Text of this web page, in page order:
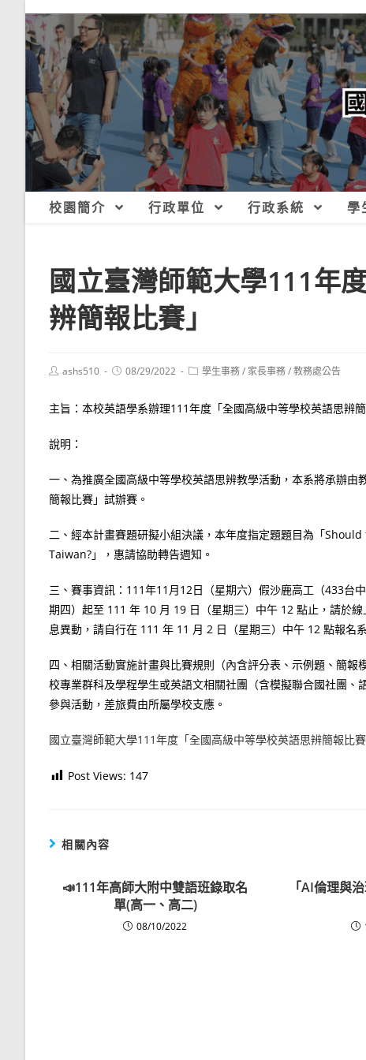
校園簡介 行政單位 行政系統 學
國立臺灣師範大學111年
辨簡報比賽」
Postashs510
Post08/29/2022
Post學生事務/ 家長事務/教務處公告
主旨：本校英語學系辦理111年度「全國高級中等學校英語思辨
說明：
一、為推廣全國高級中等學校英語思辨教學活動，本系將承辦
簡報比賽」試辦賽。
二、經本計畫賽題研擬小組決議，本年度指定題題目為「
Taiwan?」，惠請協助轉告週知。
三、賽事資訊：111年11月12日（星期六）假沙鹿高工（433台
期四）起至 111 年 10 月 19 日（星期三）中午 12 點止，請
息異動，請自行在 111 年 11 月 2 日（星期三）中午 12 點報名
四、相關活動實施計畫與比賽規則（內含評分表、示例題、簡
校專業群科及學程學生或英語文相關社團（含模擬聯合國社團
參與活動，差旅費由所屬學校支應。
國立臺灣師範大學111年度「全國高級中等學校英語思辨簡報比賽
Post Views: 147
相關內容
📣111年高師大附中雙語班錄取名
單(高一、高二)
08/10/2022
「AI倫理與